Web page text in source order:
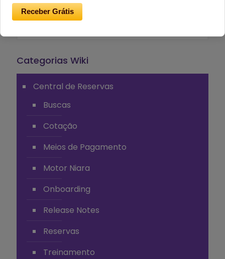
Pesquisar
Categorias Wiki
Central de Reservas
Buscas
Cotação
Meios de Pagamento
Motor Niara
Onboarding
Release Notes
Reservas
Treinamento
Receber Grátis